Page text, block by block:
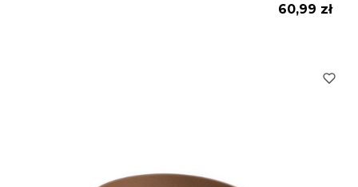
Cena
60,99 zł